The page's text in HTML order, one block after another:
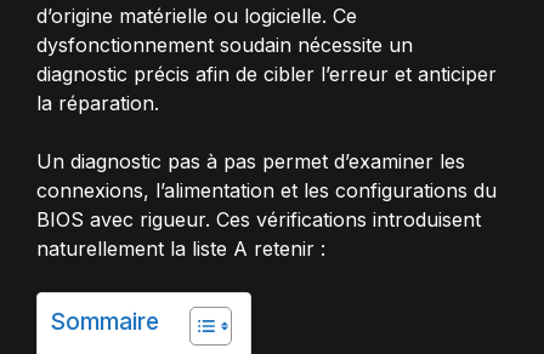
d’origine matérielle ou logicielle. Ce
dysfonctionnement soudain nécessite un
diagnostic précis afin de cibler l’erreur et anticiper
la réparation.
Un diagnostic pas à pas permet d’examiner les
connexions, l’alimentation et les configurations du
BIOS avec rigueur. Ces vérifications introduisent
naturellement la liste A retenir :
Sommaire